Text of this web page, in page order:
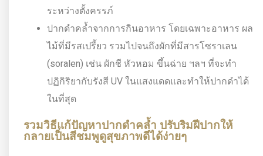
ระหว่างตั้งครรภ์
ปากดำคล้ำจากการกินอาหาร โดยเฉพาะอาหาร ผล
ไม้ที่มีรสเปรี้ยว รวมไปจนถึงผักที่มีสารโซราเลน
(soralen) เช่น ผักชี หัวหอม ขึ้นฉ่าย ฯลฯ ที่จะทำ
ปฏิกิริยากับรังสี UV ในแสงแดดและทำให้ปากดำได้
ในที่สุด
รวมวิธีแก้ปัญหาปากดำคล้ำ ปรับริมฝีปากให้
กลายเป็นสีชมพูดูสุขภาพดีได้ง่ายๆ